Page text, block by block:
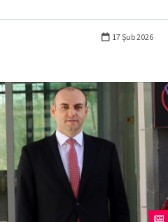
17 Şub 2026